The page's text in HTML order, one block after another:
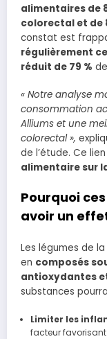
alimentaires de
colorectal et de
constat est
régulièrement
réduit de 79 %
« Notre analyse
consommation
Alliums et une
colorectal »,
de l’étude. Ce
alimentaire sur
Pourquoi
avoir un
Les légumes de
en composés
antioxydantes
substances
Limiter les
facteur